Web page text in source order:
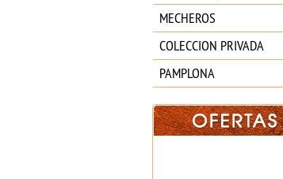
MECHEROS
COLECCION PRIVADA
PAMPLONA